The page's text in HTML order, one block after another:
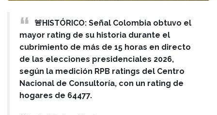
🚨HISTÓRICO: Señal Colombia obtuvo el
mayor rating de su historia durante el
cubrimiento de más de 15 horas en directo
de las elecciones presidenciales 2026,
según la medición RPB ratings del Centro
Nacional de Consultoría, con un rating de
hogares de 64477.